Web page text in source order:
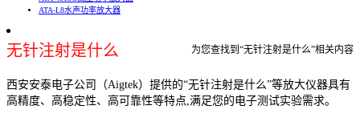
ATA-L8水声功率放大器
无针注射是什么 为您查找到“无针注射是什么”相关内容
西安安泰电子公司（Aigtek）提供的“无针注射是什么”等放大仪器具有
高精度、高稳定性、高可靠性等特点,满足您的电子测试实验需求。